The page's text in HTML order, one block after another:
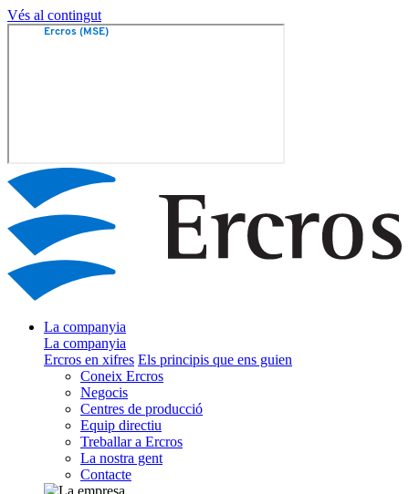
Vés al contingut
La companyia
La companyia
Ercros en xifres Els principis que ens guien
Coneix Ercros
Negocis
Centres de producció
Equip directiu
Treballar a Ercros
La nostra gent
Contacte